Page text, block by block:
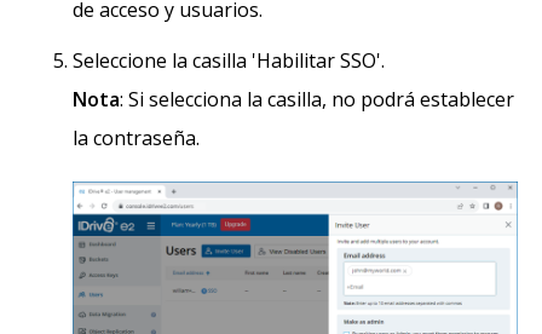
de acceso y usuarios.
Seleccione la casilla 'Habilitar SSO'.
Nota: Si selecciona la casilla, no podrá establecer
la contraseña.